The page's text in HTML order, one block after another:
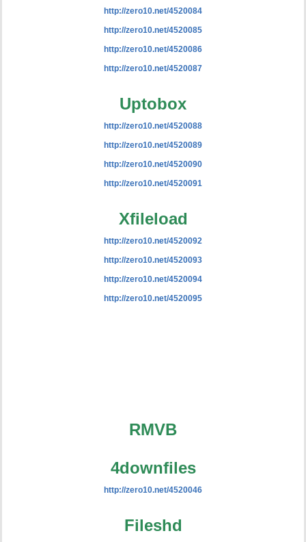
http://zero10.net/4520084
http://zero10.net/4520085
http://zero10.net/4520086
http://zero10.net/4520087
Uptobox
http://zero10.net/4520088
http://zero10.net/4520089
http://zero10.net/4520090
http://zero10.net/4520091
Xfileload
http://zero10.net/4520092
http://zero10.net/4520093
http://zero10.net/4520094
http://zero10.net/4520095
RMVB
4downfiles
http://zero10.net/4520046
Fileshd